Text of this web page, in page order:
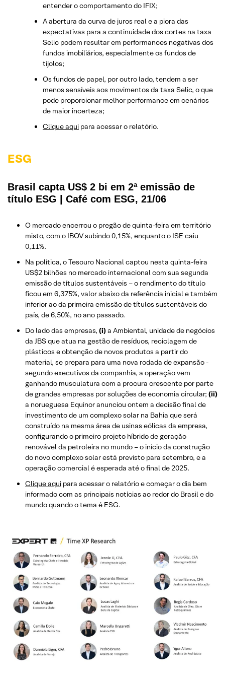
entender o comportamento do IFIX;
A abertura da curva de juros real e a piora das
expectativas para a continuidade dos cortes na taxa
Selic podem resultar em performances negativas dos
fundos imobiliários, especialmente os fundos de
tijolos;
Os fundos de papel, por outro lado, tendem a ser
menos sensíveis aos movimentos da taxa Selic, o que
pode proporcionar melhor performance em cenários
de maior incerteza;
Clique aqui para acessar o relatório.
ESG
Brasil capta US$ 2 bi em 2ª emissão de
título ESG | Café com ESG, 21/06
O mercado encerrou o pregão de quinta-feira em território
misto, com o IBOV subindo 0,15%, enquanto o ISE caiu
0,11%.
Na política, o Tesouro Nacional captou nesta quinta-feira
US$2 bilhões no mercado internacional com sua segunda
emissão de títulos sustentáveis – o rendimento do título
ficou em 6,375%, valor abaixo da referência inicial e também
inferior ao da primeira emissão de títulos sustentáveis do
país, de 6,50%, no ano passado.
Do lado das empresas, (i)a Ambiental, unidade de negócios
da JBS que atua na gestão de resíduos, reciclagem de
plásticos e obtenção de novos produtos a partir do
material, se prepara para uma nova rodada de expansão -
segundo executivos da companhia, a operação vem
ganhando musculatura com a procura crescente por parte
de grandes empresas por soluções de economia circular; (ii)
a norueguesa Equinor anunciou ontem a decisão final de
investimento de um complexo solar na Bahia que será
construído na mesma área de usinas eólicas da empresa,
configurando o primeiro projeto híbrido de geração
renovável da petroleira no mundo – o início da construção
do novo complexo solar está previsto para setembro, e a
operação comercial é esperada até o final de 2025.
Clique aqui para acessar o relatório e começar o dia bem
informado com as principais notícias ao redor do Brasil e do
mundo quando o tema é ESG.